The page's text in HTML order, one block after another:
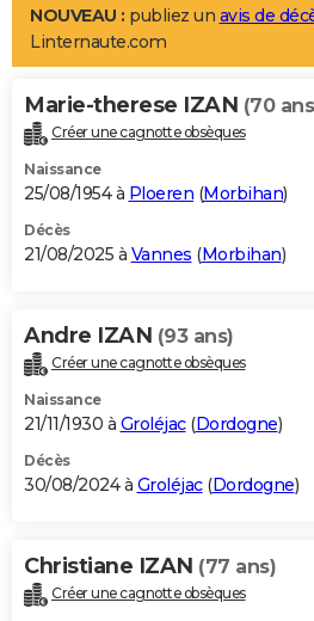
LIFESTYLE
Art de vivre
Bien-être
Loisirs
Mode
Modes de vie
Alimentation
Guide de la santé
Maladies
Médicaments
Sommeil
VOYAGE
Destinations
City break
Voyage nature
Voyage de noces
Forum
Climat
+PHOTO
GUIDES D'ACHAT
BONS PLANS
Carte de Noël
Carte Bonne année
Carte Saint-Valentin
Carte Pâques
Carte d'anniversaire
DICTIONNAIRE
Dictionnaire
Biographies
Citations
Expressions
Proverbes
PROGRAMME TV
S'inscrire
Se connecter
Lycées
Collèges
Primaires
Universités
Entreprises
Service militaire
Avis de recherche
AVIS DE DÉCÈS
Bricolage
Lifestyle
Culture
Sport
Auto
Television
Voyage
Cinema
NOUVEAU : publiez un avis de
Linternaute.com
Marie-therese IZAN (70
Créer une cagnotte obsèques
Naissance
25/08/1954 à Ploeren (Morbihan)
Décès
21/08/2025 à Vannes (Morbihan)
Andre IZAN (93 ans)
Créer une cagnotte obsèques
Naissance
21/11/1930 à Groléjac(Dordogne)
Décès
30/08/2024 à Groléjac(Dordogne)
Christiane IZAN (77 ans)
Créer une cagnotte obsèques